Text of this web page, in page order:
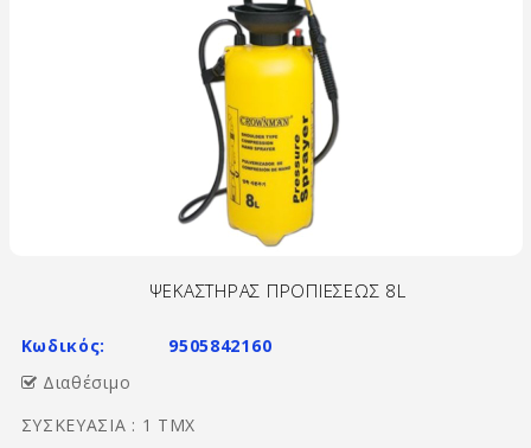
ΨΕΚΑΣΤΗΡΑΣ ΠΡΟΠΙΕΣΕΩΣ 8L
Κωδικός:
9505842160
Διαθέσιμο
ΣΥΣΚΕΥΑΣΙΑ : 1 ΤΜΧ